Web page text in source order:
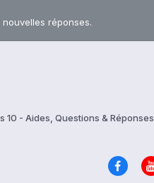
réponses.
10 - Aides, Questions & Réponses